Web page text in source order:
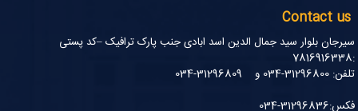
Contact us
سیرجان بلوار سید جمال الدین اسد ابادی جنب پارک ترافیک –کد پستی
:7816916338
تلفن: 31296800-034 و 31296809-034
فکس:31296836-034